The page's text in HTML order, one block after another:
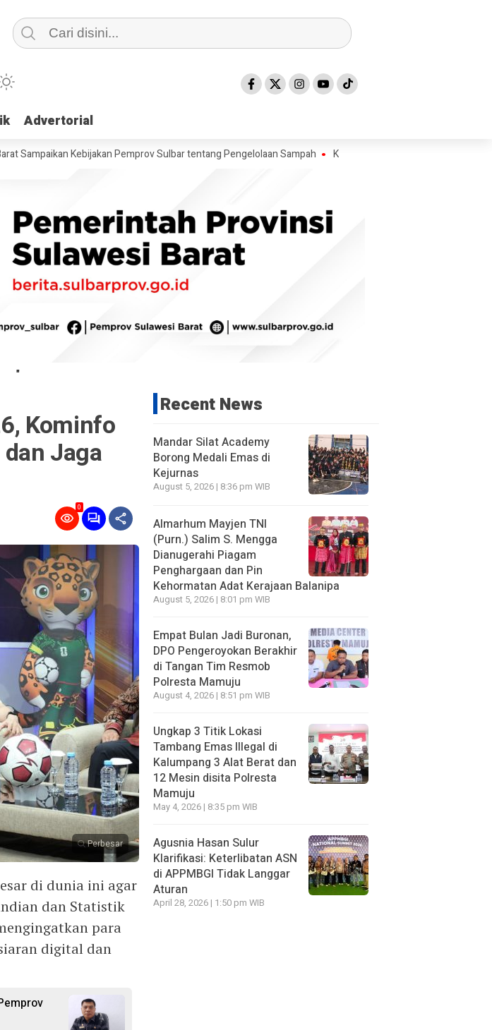
Advertorial
Advertorial
Kebijakan Pemprov Sulbar tentang Pengelolaan Sampah Kadis ESDM Bujaeramy : Pentingnya
"
Kominfo
Jaga
0
Perbesar
di dunia ini agar
dan Statistik
para
digital dan
Recent News
Mandar Silat Academy
Borong Medali Emas di
Kejurnas
August 5, 2026 | 8:36 pm WIB
Almarhum Mayjen TNI
(Purn.) Salim S. Mengga
Dianugerahi Piagam
Penghargaan dan Pin
Kehormatan Adat Kerajaan Balanipa
August 5, 2026 | 8:01 pm WIB
Empat Bulan Jadi Buronan,
DPO Pengeroyokan Berakhir
di Tangan Tim Resmob
Polresta Mamuju
August 4, 2026 | 8:51 pm WIB
Ungkap 3 Titik Lokasi
Tambang Emas Illegal di
Kalumpang 3 Alat Berat dan
12 Mesin disita Polresta
Mamuju
May 4, 2026 | 8:35 pm WIB
Agusnia Hasan Sulur
Klarifikasi: Keterlibatan ASN
di APPMBGI Tidak Langgar
Aturan
April 28, 2026 | 1:50 pm WIB